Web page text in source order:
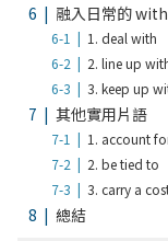
融入日常的
1. deal with
2. line up
3. keep up
其他實用片語
1. account
2. be tied to
3. carry a
總結